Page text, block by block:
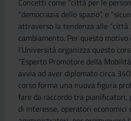
Concetti come “città per le
“democrazia dello spazio”, e
attraverso la tendenza alle “città
cambiamento. Per questo motivo
l’Università organizza questo
“Esperto Promotore della
avvia ad aver diplomato circa
corso forma una nuova figura
fare da raccordo tra
di interesse, operatori